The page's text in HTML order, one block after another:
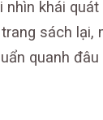
khái
sách lại,
quanh